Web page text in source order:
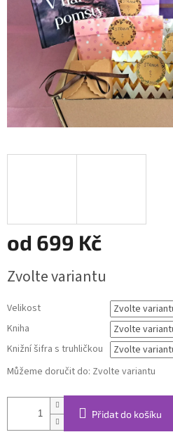
od 699 Kč
cena:
Zvolte variantu
Velikost
Kniha
Knižní šifra s truhličkou
Můžeme doručit do: Zvolte variantu
Přidat do košíku